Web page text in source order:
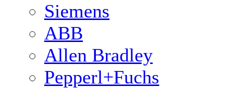
Siemens
ABB
Allen Bradley
Pepperl+Fuchs